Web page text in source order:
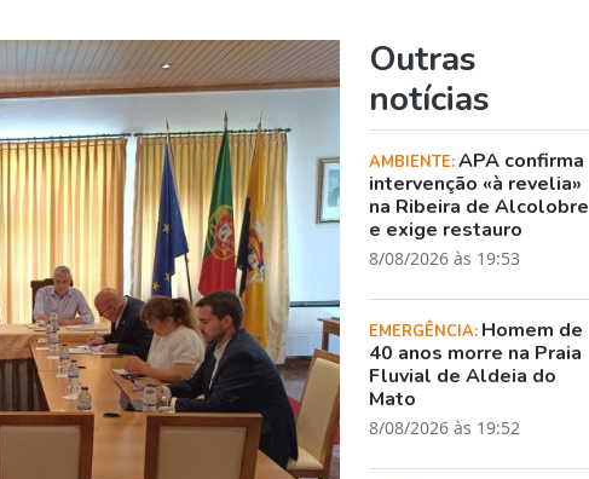
Outras
notícias
AMBIENTE:APA confirma
intervenção «à revelia»
na Ribeira de Alcolobre
e exige restauro
8/08/2026 às 19:53
EMERGÊNCIA: Homem de
40 anos morre na Praia
Fluvial de Aldeia do
Mato
8/08/2026 às 19:52